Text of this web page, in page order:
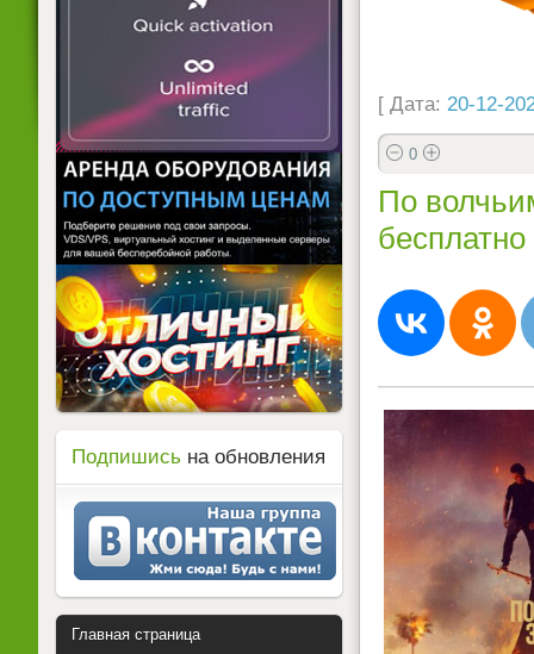
[ Дата: 20-12-
0
По
бесплатно
Подпишись на обновления
Главная страница